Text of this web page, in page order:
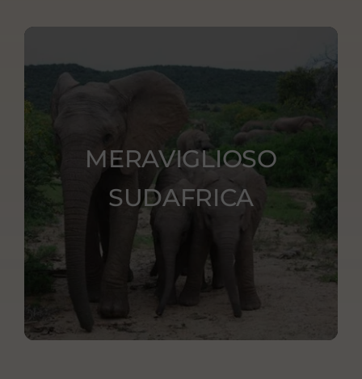
MERAVIGLIOSO
SUDAFRICA